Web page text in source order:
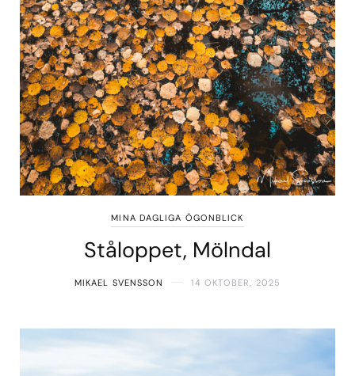
MINA DAGLIGA ÖGONBLICK
Ståloppet, Mölndal
MIKAEL SVENSSON 14 OKTOBER, 2025